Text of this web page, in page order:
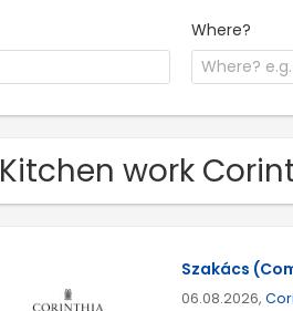
Where?
Kitchen work
Szakács
06.08.2026,